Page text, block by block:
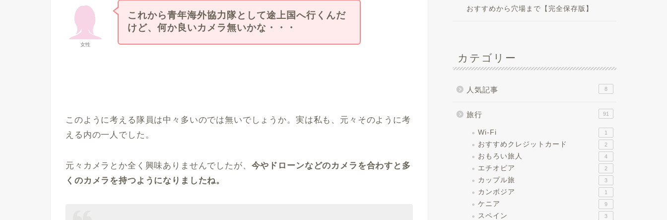
女性
これから青年海外協力隊として途上国へ行くんだ
けど、何か良いカメラ無いかな・・・
このように考える隊員は中々多いのでは無いでしょうか。実は私も、元々そのように考
える内の一人でした。
元々カメラとか全く興味ありませんでしたが、 今やドローンなどのカメラを合わすと多
くのカメラを持つようになりましたね。
おすすめから穴場まで【完全保存版】
カテゴリー
人気記事 8
旅行 91
Wi-Fi 1
おすすめクレジットカード 2
おもろい旅人 4
エチオピア 2
カップル旅 3
カンボジア 1
ケニア 9
スペイン 3